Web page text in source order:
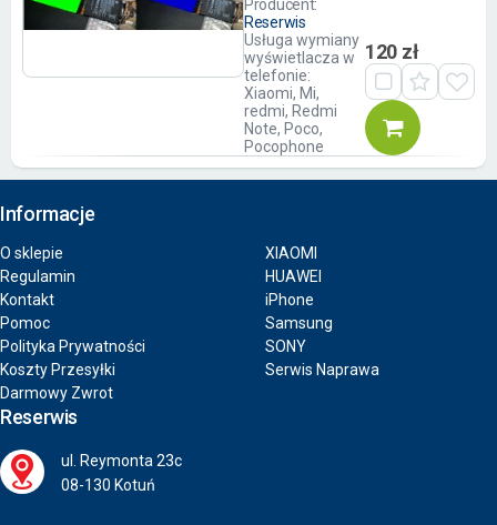
Producent:
Reserwis
Usługa wymiany
wyświetlacza w
telefonie:
Xiaomi, Mi,
redmi, Redmi
Note, Poco,
Pocophone
120 zł
Informacje
O sklepie
Regulamin
Kontakt
Pomoc
Polityka Prywatności
Koszty Przesyłki
Darmowy Zwrot
XIAOMI
HUAWEI
iPhone
Samsung
SONY
Serwis Naprawa
Reserwis
ul. Reymonta 23c
08-130 Kotuń